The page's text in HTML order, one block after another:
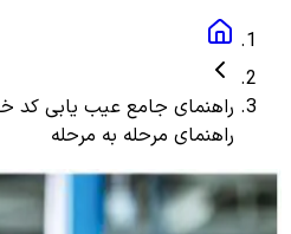
راهنمای مرحله به مرحله